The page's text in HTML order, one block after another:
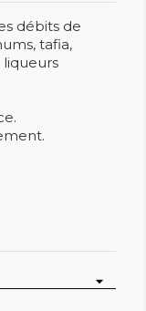
débits de
tafia,
liqueurs